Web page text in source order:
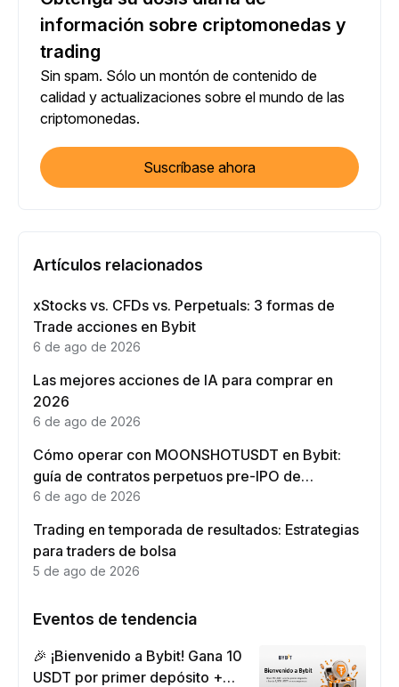
información sobre criptomonedas y
trading
Sin spam. Sólo un montón de contenido de
calidad y actualizaciones sobre el mundo de las
criptomonedas.
Suscríbase ahora
Artículos relacionados
xStocks vs. CFDs vs. Perpetuals: 3 formas de
Trade acciones en Bybit
6 de ago de 2026
Las mejores acciones de IA para comprar en
2026
6 de ago de 2026
Cómo operar con MOONSHOTUSDT en Bybit:
guía de contratos perpetuos pre-IPO de
Moonshot AI
6 de ago de 2026
Trading en temporada de resultados: Estrategias
para traders de bolsa
5 de ago de 2026
Eventos de tendencia
🎉 ¡Bienvenido a Bybit! Gana 10
USDT por primer depósito +